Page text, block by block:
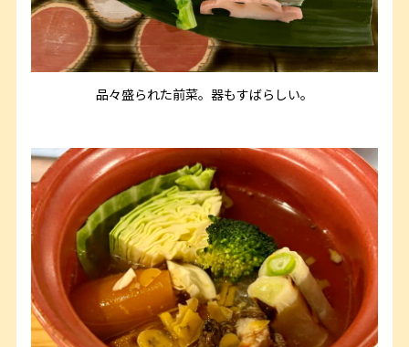
品々盛られた前菜。器もすばらしい。